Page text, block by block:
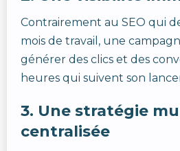
Contrairement au SEO qui
mois de travail, une
générer des clics et des
heures qui suivent son
3. Une stratégie
centralisée